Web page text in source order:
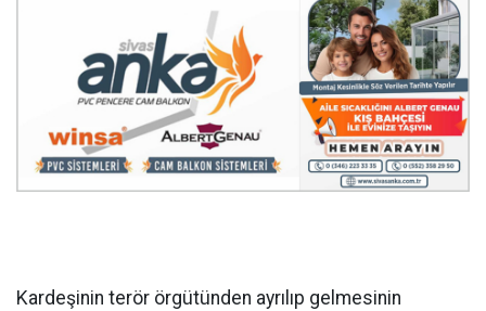
Kardeşinin terör örgütünden ayrılıp gelmesinin